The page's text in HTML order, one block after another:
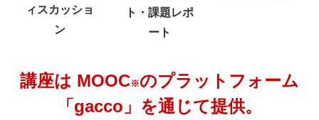
ィスカッショ
ン
ト・課題レポ
ート
講座は MOOC※のプラットフォーム
「gacco」を通じて提供。